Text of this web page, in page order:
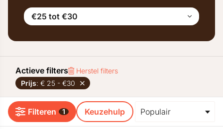
€25 tot €30
Actieve filters
Herstel filters
Prijs: € 25 - €30
Filteren 1 Keuzehulp